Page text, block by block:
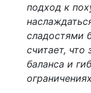
подход к
сладостями
считает, что
баланса и